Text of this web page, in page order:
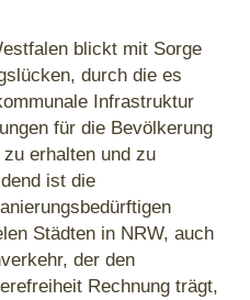
blickt mit Sorge
durch die es
Infrastruktur
für die Bevölkerung
erhalten und zu
ist die
Städten in NRW, auch
der den
Rechnung trägt,